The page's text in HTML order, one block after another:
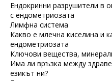
Ендокринни разрушители в
с ендометриозата
Лимфна система
Какво е млечна киселина и
ендометриозата
Ключови вещества,
Има ли връзка между
езикът ни?